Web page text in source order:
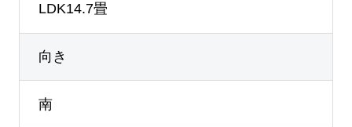
LDK14.7畳
向き
南